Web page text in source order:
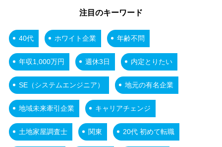
注目のキーワード
40代 ホワイト企業 年齢不問
年収1,000万円 週休3日 内定とりたい
SE（システムエンジニア） 地元の有名企業
地域未来牽引企業 キャリアチェンジ
土地家屋調査士 関東 20代 初めて転職